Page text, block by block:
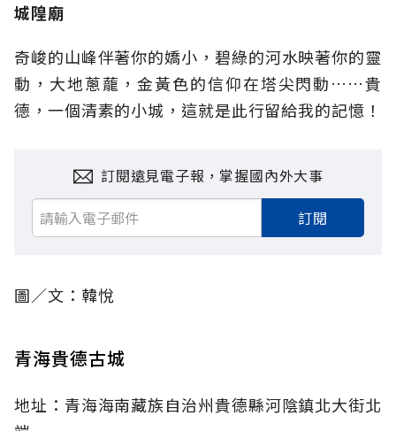
城隍廟
奇峻的山峰伴著你的嬌小，碧綠的河水映著你的靈
動，大地蔥蘢，金黃色的信仰在塔尖閃動……貴
德，一個清素的小城，這就是此行留給我的記憶！
訂閱遠見電子報，掌握國內外大事
訂閱
圖／文：韓悅
青海貴德古城
地址：青海海南藏族自治州貴德縣河陰鎮北大街北